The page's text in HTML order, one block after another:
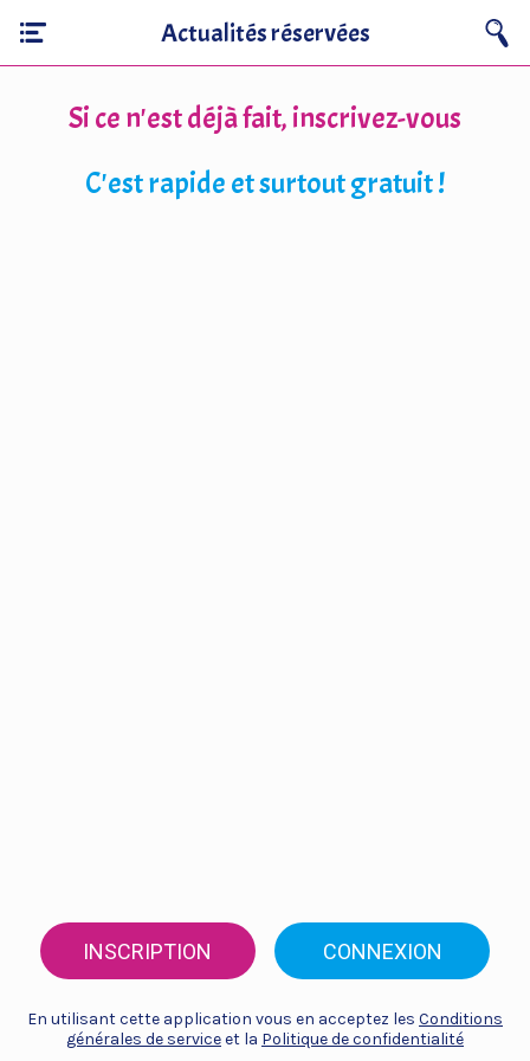
Actualités réservées
Si ce n'est déjà fait, inscrivez-vous
C'est rapide et surtout gratuit !
INSCRIPTION CONNEXION
En utilisant cette application vous en acceptez les Conditions
générales de serviceet la Politique de confidentialité